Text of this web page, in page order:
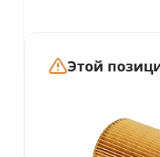
Этой